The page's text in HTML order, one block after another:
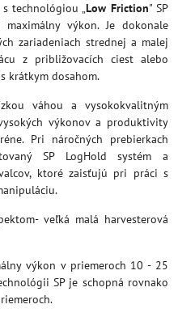
technológiou „Low Friction" SP
výkon. Je dokonale
zariadeniach strednej a malej
z približovacích ciest alebo
krátkym dosahom.
váhou a vysokokvalitným
výkonov a produktivity
Pri náročných prebierkach
SP LogHold systém a
ktoré zaisťujú pri práci s
veľká malá harvesterová
výkon v priemeroch 10 - 25
SP je schopná rovnako